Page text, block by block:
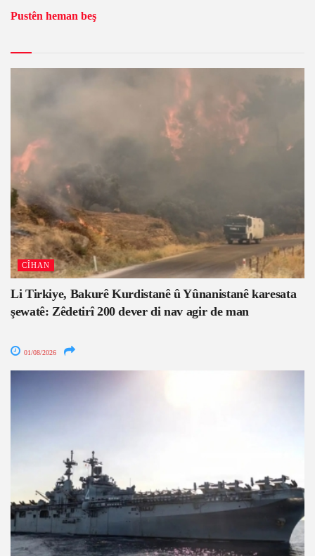
Pustên heman beş
CÎHAN
Li Tirkiye, Bakurê Kurdistanê û Yûnanistanê karesata
şewatê: Zêdetirî 200 dever di nav agir de man
01/08/2026